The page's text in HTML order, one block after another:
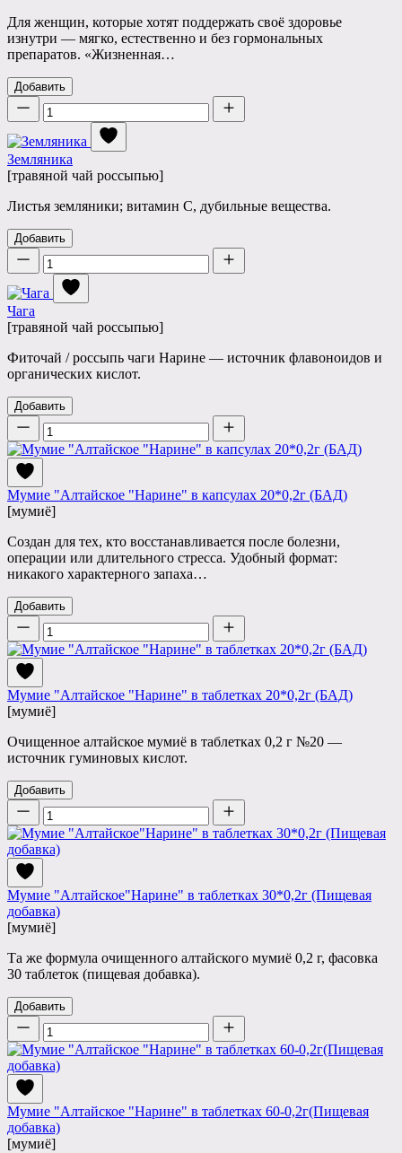
Для женщин, которые хотят поддержать своё здоровье
изнутри — мягко, естественно и без гормональных
препаратов. «Жизненная…
Добавить
Количество
Земляника
[травяной чай россыпью]
Листья земляники; витамин C, дубильные вещества.
Добавить
Количество
Чага
[травяной чай россыпью]
Фиточай / россыпь чаги Нарине — источник флавоноидов и
органических кислот.
Добавить
Количество
Мумие "Алтайское "Нарине" в капсулах 20*0,2г (БАД)
[мумиё]
Создан для тех, кто восстанавливается после болезни,
операции или длительного стресса. Удобный формат:
никакого характерного запаха…
Добавить
Количество
Мумие "Алтайское "Нарине" в таблетках 20*0,2г (БАД)
[мумиё]
Очищенное алтайское мумиё в таблетках 0,2 г №20 —
источник гуминовых кислот.
Добавить
Количество
Мумие "Алтайское"Нарине" в таблетках 30*0,2г (Пищевая
добавка)
[мумиё]
Та же формула очищенного алтайского мумиё 0,2 г, фасовка
30 таблеток (пищевая добавка).
Добавить
Количество
Мумие "Алтайское "Нарине" в таблетках 60-0,2г(Пищевая
добавка)
[мумиё]